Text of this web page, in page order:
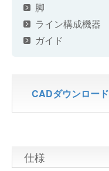
脚
ライン構成機器
ガイド
CADダウンロード
仕様